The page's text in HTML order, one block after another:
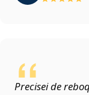
Precisei de